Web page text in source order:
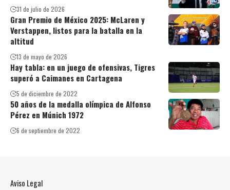
31 de julio de 2026
Gran Premio de México 2025: McLaren y
Verstappen, listos para la batalla en la
altitud
13 de mayo de 2026
Hay tabla: en un juego de ofensivas, Tigres
superó a Caimanes en Cartagena
5 de diciembre de 2022
50 años de la medalla olímpica de Alfonso
Pérez en Múnich 1972
6 de septiembre de 2022
Aviso Legal